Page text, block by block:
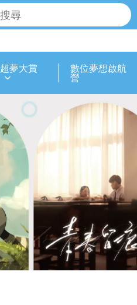
超夢大賞 數位夢想啟航
營